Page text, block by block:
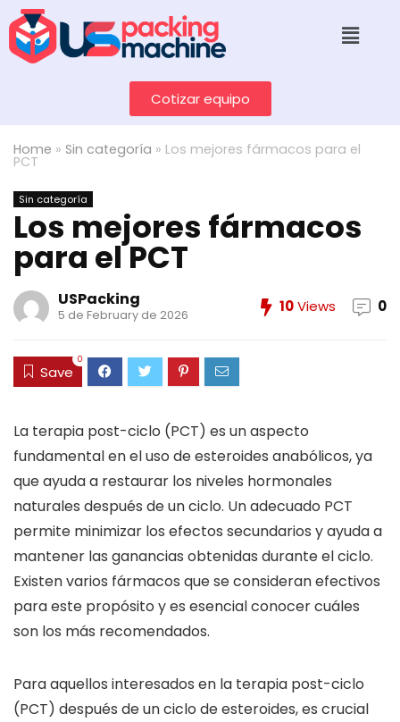
Cotizar equipo
Home » Sin categoría » Los mejores fármacos para el
PCT
Sin categoría
Los mejores fármacos
para el PCT
USPacking
5 de February de 2026 10Views 0
Save
0
La terapia post-ciclo (PCT) es un aspecto
fundamental en el uso de esteroides anabólicos, ya
que ayuda a restaurar los niveles hormonales
naturales después de un ciclo. Un adecuado PCT
permite minimizar los efectos secundarios y ayuda a
mantener las ganancias obtenidas durante el ciclo.
Existen varios fármacos que se consideran efectivos
para este propósito y es esencial conocer cuáles
son los más recomendados.
Para aquellos interesados en la terapia post-ciclo
(PCT) después de un ciclo de esteroides, es crucial